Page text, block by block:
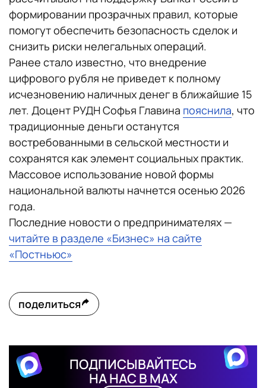
формировании прозрачных правил, которые
помогут обеспечить безопасность сделок и
снизить риски нелегальных операций.
Ранее стало известно, что внедрение
цифрового рубля не приведет к полному
исчезновению наличных денег в ближайшие 15
лет. Доцент РУДН Софья Главина пояснила, что
традиционные деньги останутся
востребованными в сельской местности и
сохранятся как элемент социальных практик.
Массовое использование новой формы
национальной валюты начнется осенью 2026
года.
Последние новости о предпринимателях —
читайте в разделе «Бизнес» на сайте
«Постньюс»
поделиться
ПОДПИСЫВАЙТЕСЬ
НА НАС В MAX